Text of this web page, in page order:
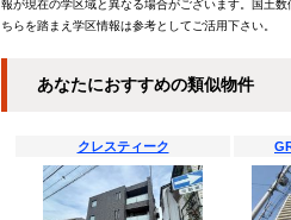
報が現在の学区域と異なる場合がございます。国土
ちらを踏まえ学区情報は参考としてご活用下さい。
あなたにおすすめの類似物件
クレスティーク